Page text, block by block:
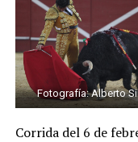
Fotografía: Alberto
Corrida del 6 de